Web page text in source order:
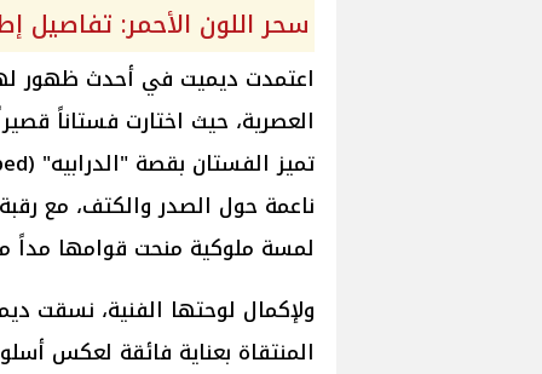
سحر اللون الأحمر: تفاصيل
اعتمدت ديميت في أحدث ظهور
ناعمة حول الصدر والكتف، مع
لمسة ملوكية منحت قوامها مداً
ولإكمال لوحتها الفنية، نسقت
المنتقاة بعناية فائقة لعكس